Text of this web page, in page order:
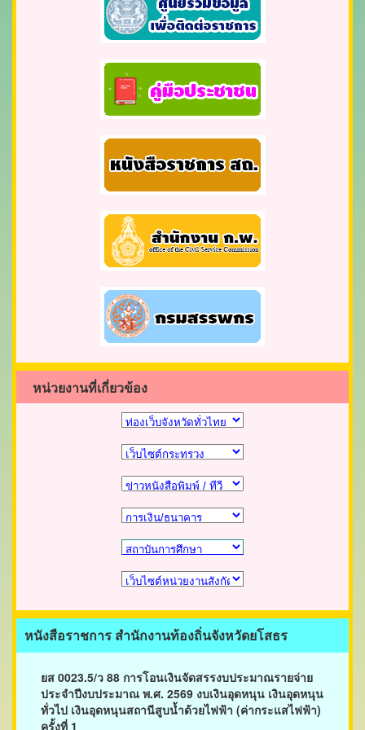
หน่วยงานที่เกี่ยวข้อง
หนังสือราชการ สำนักงานท้องถิ่นจังหวัดยโสธร
ยส 0023.5/ว 88 การโอนเงินจัดสรรงบประมาณรายจ่าย
ประจำปีงบประมาณ พ.ศ. 2569 งบเงินอุดหนุน เงินอุดหนุน
ทั่วไป เงินอุดหนุนสถานีสูบน้ำด้วยไฟฟ้า (ค่ากระแสไฟฟ้า)
ครั้งที่ 1